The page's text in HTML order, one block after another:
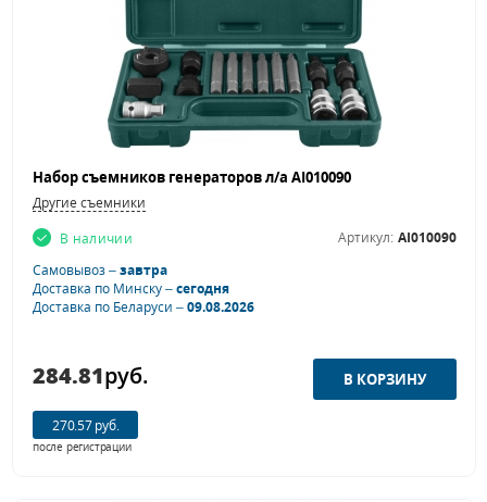
Набор съемников генераторов л/а AI010090
Другие съемники
В наличии
Артикул: AI010090
Самовывоз –завтра
Доставка по Минску –сегодня
Доставка по Беларуси –09.08.2026
284.81руб.
270.57 руб.
после регистрации